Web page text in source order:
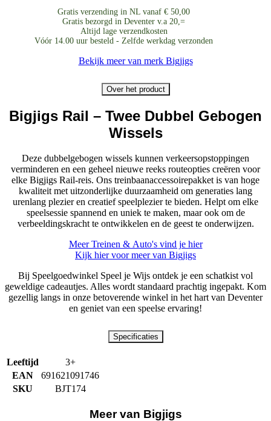
Twee
Dubbel
Gebogen
Wissels
Gratis verzending in NL vanaf € 50,00
Gratis bezorgd in Deventer v.a 20,=
Altijd lage verzendkosten
Vóór 14.00 uur besteld - Zelfde werkdag verzonden
Bekijk meer van merk Bigjigs
Over het product
Bigjigs Rail – Twee Dubbel Gebogen
Wissels
Deze dubbelgebogen wissels kunnen verkeersopstoppingen
verminderen en een geheel nieuwe reeks routeopties creëren voor
elke Bigjigs Rail-reis. Ons treinbaanaccessoirepakket is van hoge
kwaliteit met uitzonderlijke duurzaamheid om generaties lang
urenlang plezier en creatief speelplezier te bieden. Helpt om elke
speelsessie spannend en uniek te maken, maar ook om de
verbeeldingskracht te ontwikkelen en de geest te onderwijzen.
Meer Treinen & Auto's vind je hier
Kijk hier voor meer van Bigjigs
Bij Speelgoedwinkel Speel je Wijs ontdek je een schatkist vol
geweldige cadeautjes. Alles wordt standaard prachtig ingepakt. Kom
gezellig langs in onze betoverende winkel in het hart van Deventer
en geniet van een speelse ervaring!
Specificaties
Leeftijd
3+
EAN
691621091746
SKU
BJT174
Meer van Bigjigs